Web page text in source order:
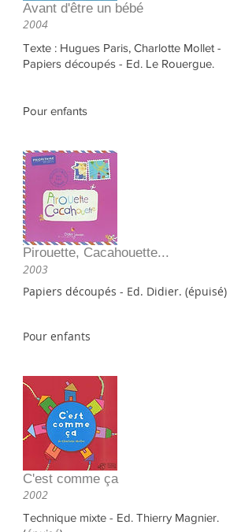
Avant d'être un bébé
2004
Texte : Hugues Paris, Charlotte Mollet -
Papiers découpés - Ed. Le Rouergue.
Pour enfants
Pirouette, Cacahouette...
2003
Papiers découpés - Ed. Didier. (épuisé)
Pour enfants
C'est comme ça
2002
Technique mixte - Ed. Thierry Magnier.